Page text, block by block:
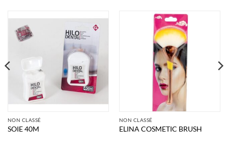
NON CLASSÉ
SOIE 40M
NON CLASSÉ
ELINA COSMETIC BRUSH